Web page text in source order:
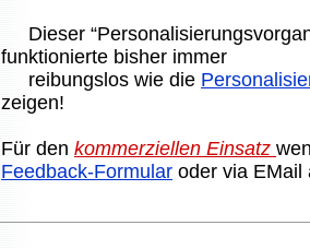
Dieser
funktionierte bisher immer
reibungslos wie die
zeigen!
Für den kommerziellen Einsatz
Feedback-Formular oder via